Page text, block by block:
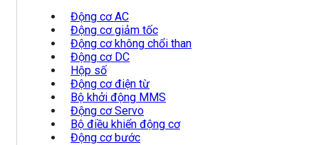
Động cơ AC
Động cơ giảm tốc
Động cơ không chổi than
Động cơ DC
Hộp số
Động cơ điện từ
Bộ khởi động MMS
Động cơ Servo
Bộ điều khiển động cơ
Động cơ bước